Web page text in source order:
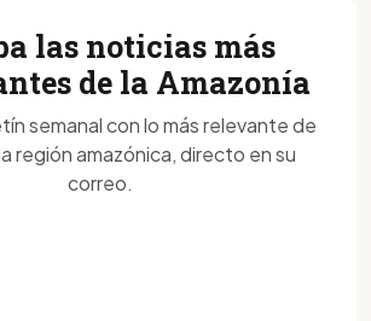
las noticias más
de la Amazonía
semanal con lo más relevante de
región amazónica, directo en su
correo.